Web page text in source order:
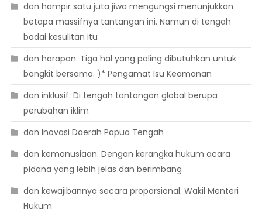
dan hampir satu juta jiwa mengungsi menunjukkan
betapa massifnya tantangan ini. Namun di tengah
badai kesulitan itu
dan harapan. Tiga hal yang paling dibutuhkan untuk
bangkit bersama. )* Pengamat Isu Keamanan
dan inklusif. Di tengah tantangan global berupa
perubahan iklim
dan Inovasi Daerah Papua Tengah
dan kemanusiaan. Dengan kerangka hukum acara
pidana yang lebih jelas dan berimbang
dan kewajibannya secara proporsional. Wakil Menteri
Hukum